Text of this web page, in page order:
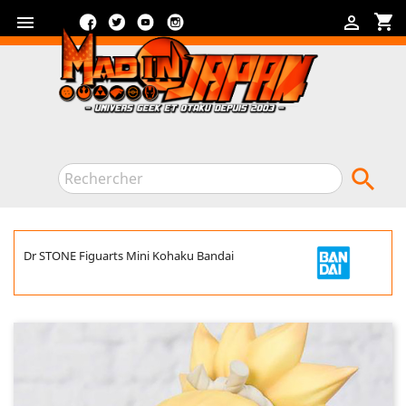
 shopping_cart

FacebookTwitterYouTube

Dr STONE Figuarts Mini Kohaku Bandai